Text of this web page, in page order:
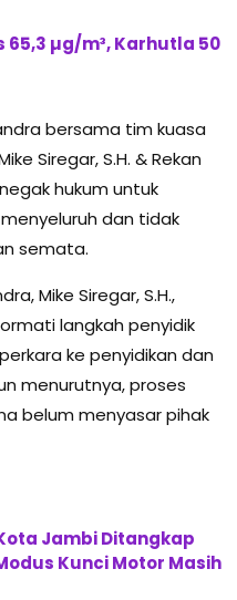
65,3 µg/m³, Karhutla 50
bersama tim kuasa
Siregar, S.H. & Rekan
hukum untuk
dan tidak
semata.
Mike Siregar, S.H.,
langkah penyidik
ke penyidikan dan
menurutnya, proses
belum menyasar pihak
Jambi Ditangkap
Kunci Motor Masih